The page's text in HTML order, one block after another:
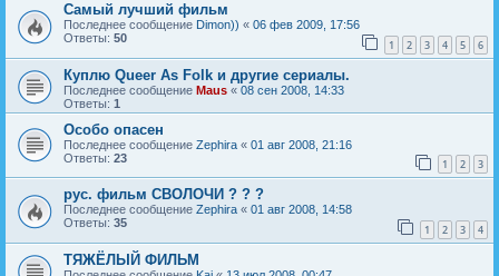
Самый лучший фильм
Последнее сообщение Dimon)) « 06 фев 2009, 17:56
Ответы: 50 1 2 3 4 5 6
Куплю Queer As Folk и другие сериалы.
Последнее сообщение Maus « 08 сен 2008, 14:33
Ответы: 1
Особо опасен
Последнее сообщение Zephira « 01 авг 2008, 21:16
Ответы: 23 1 2 3
рус. фильм СВОЛОЧИ ? ? ?
Последнее сообщение Zephira « 01 авг 2008, 14:58
Ответы: 35 1 2 3 4
ТЯЖЁЛЫЙ ФИЛЬМ